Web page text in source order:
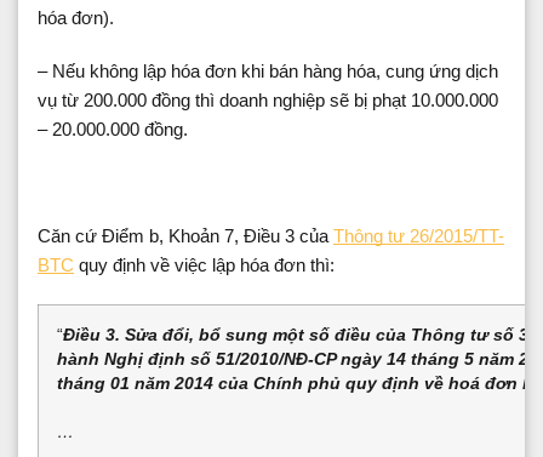
hóa đơn).
– Nếu không lập hóa đơn khi bán hàng hóa, cung ứng dịch
vụ từ 200.000 đồng thì doanh nghiệp sẽ bị phạt 10.000.000
– 20.000.000 đồng.
Căn cứ Điểm b, Khoản 7, Điều 3 của Thông tư 26/2015/TT-
BTC quy định về việc lập hóa đơn thì:
“Điều 3. Sửa đổi, bổ sung một số điều của Thông tư số
hành Nghị định số 51/2010/NĐ-CP ngày 14 tháng 5 năm
tháng 01 năm 2014 của Chính phủ quy định về hoá đơn
…